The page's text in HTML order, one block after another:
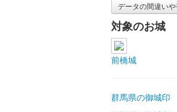
データの間違い
対象のお城
前橋城
群馬県の御城印